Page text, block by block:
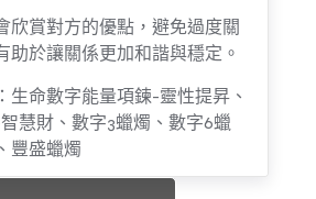
欣賞對方的優點，避免過度關
助於讓關係更加和諧與穩定。
：生命數字能量項鍊-靈性提昇、
慧財、數字3蠟燭、數字6蠟
豐盛蠟燭